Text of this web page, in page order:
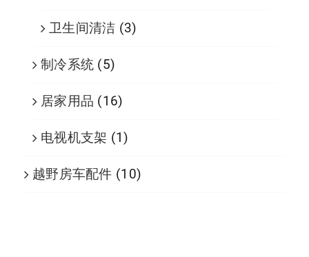
卫生间清洁 (3)
制冷系统 (5)
居家用品 (16)
电视机支架 (1)
越野房车配件 (10)